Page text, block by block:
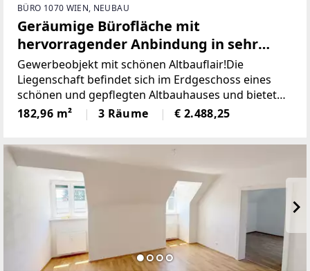
BÜRO 1070 WIEN, NEUBAU
Geräumige Bürofläche mit
hervorragender Anbindung in sehr
guter Frequenzlage - auch als Praxis
geeignet!
Gewerbeobjekt mit schönen Altbauflair!Die
Liegenschaft befindet sich im Erdgeschoss eines
schönen und gepflegten Altbauhauses und bietet
eine Nutzfläche von ca. 182 m²
Nutzfläche.Raumaufteilung:- 3 Büroräume- Küche-
182,96 m² 3 Räume € 2.488,25